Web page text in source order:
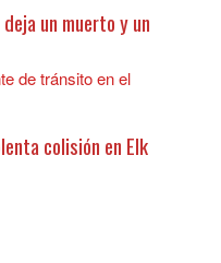
un muerto y un
colisión en Elk